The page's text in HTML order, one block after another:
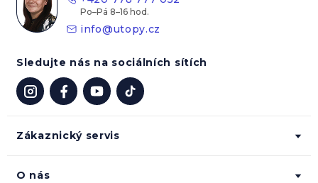
Zákaznický servis
O nás
info@utopy.cz
Sledujte nás na sociálních sítích